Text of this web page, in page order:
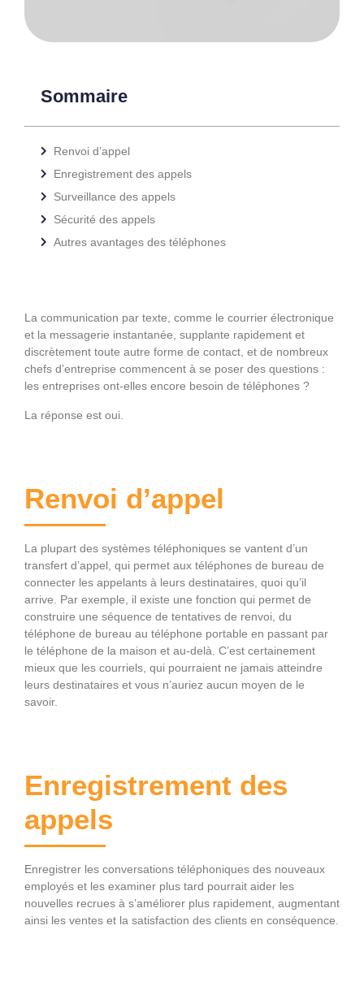
Sommaire
Renvoi d’appel
Enregistrement des appels
Surveillance des appels
Sécurité des appels
Autres avantages des téléphones
La communication par texte, comme le courrier électronique
et la messagerie instantanée, supplante rapidement et
discrètement toute autre forme de contact, et de nombreux
chefs d’entreprise commencent à se poser des questions :
les entreprises ont-elles encore besoin de téléphones ?
La réponse est oui.
Renvoi d’appel
La plupart des systèmes téléphoniques se vantent d’un
transfert d’appel, qui permet aux téléphones de bureau de
connecter les appelants à leurs destinataires, quoi qu’il
arrive. Par exemple, il existe une fonction qui permet de
construire une séquence de tentatives de renvoi, du
téléphone de bureau au téléphone portable en passant par
le téléphone de la maison et au-delà. C’est certainement
mieux que les courriels, qui pourraient ne jamais atteindre
leurs destinataires et vous n’auriez aucun moyen de le
savoir.
Enregistrement des
appels
Enregistrer les conversations téléphoniques des nouveaux
employés et les examiner plus tard pourrait aider les
nouvelles recrues à s’améliorer plus rapidement, augmentant
ainsi les ventes et la satisfaction des clients en conséquence.